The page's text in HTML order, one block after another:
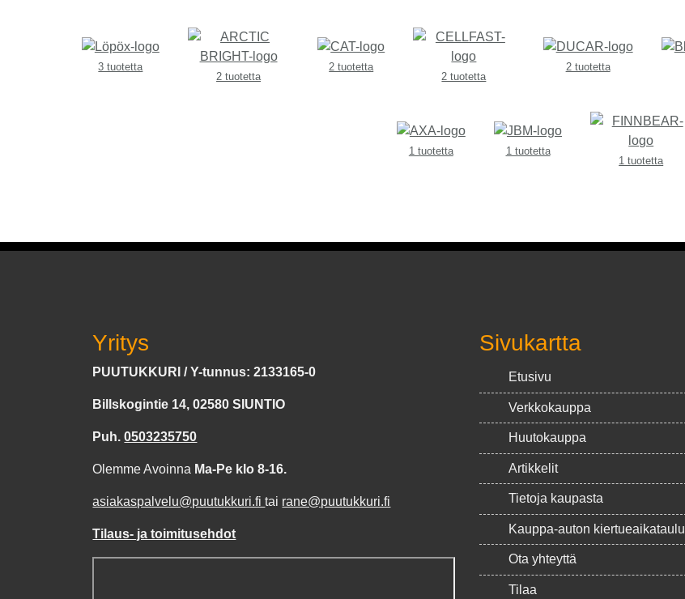
3 tuotetta
2 tuotetta
2 tuotetta
2 tuotetta
2 tuotetta
1 tuotetta
1 tuotetta
1 tuotetta
Yritys
PUUTUKKURI / Y-tunnus: 2133165-0
Billskogintie 14, 02580 SIUNTIO
Puh.0503235750
Olemme Avoinna Ma-Pe klo 8-16.
asiakaspalvelu@puutukkuri.fitai rane@puutukkuri.fi
Tilaus- ja toimitusehdot
Sivukartta
Etusivu
Verkkokauppa
Huutokauppa
Artikkelit
Tietoja kaupasta
Kauppa-auton kiertueaikataulu
Ota yhteyttä
Tilaa